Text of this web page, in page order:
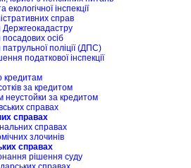
інспекції
справ
осіб
поліції (ДПС)
податкової інспекції
кредитам
за кредитом
неустойки за кредитом
справах
справах
справах
злочинів
справах
рішення суду